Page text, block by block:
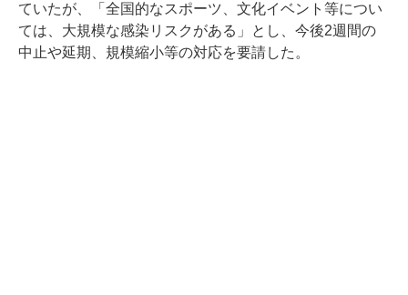
ていたが、「全国的なスポーツ、文化イベント等につい
ては、大規模な感染リスクがある」とし、今後2週間の
中止や延期、規模縮小等の対応を要請した。